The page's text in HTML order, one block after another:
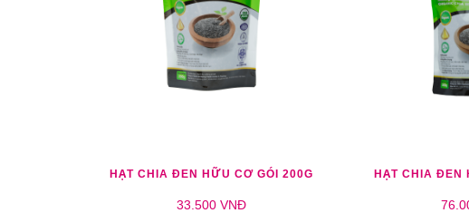
THÊM SO SÁNH
HẠT CHIA ĐEN HỮU CƠ GÓI 200G
33.500 VNĐ
HẠT CHIA ĐEN